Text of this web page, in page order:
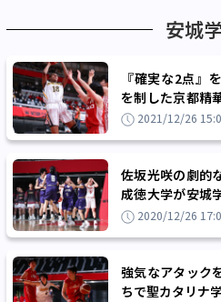
安城
『確実な2点』
を制した京都精
ターカップベスト
2021/12/26
佐坂光咲の劇的
成徳大学が安城
へ 2020/12/26
強気なアタック
ちで聖カタリナ